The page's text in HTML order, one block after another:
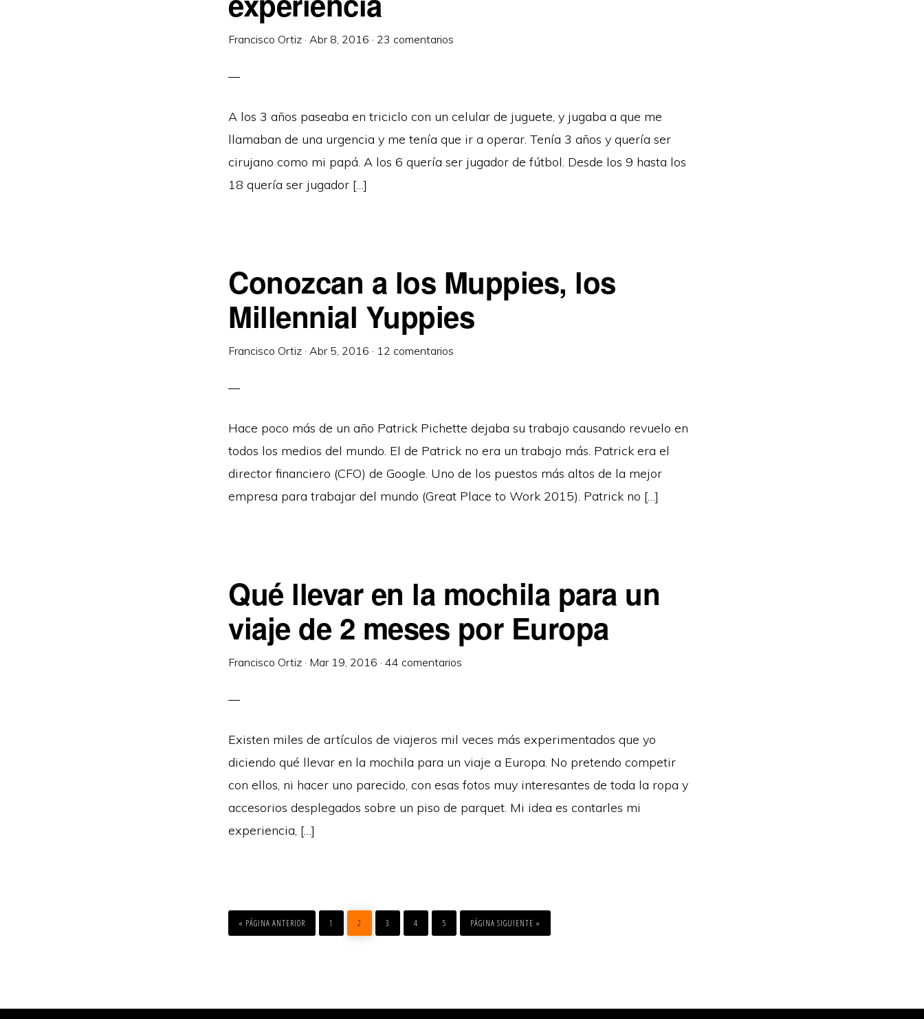
Francisco Ortiz · Abr 8, 2016 · 23 comentarios
A los 3 años paseaba en triciclo con un celular de juguete, y jugaba a que me
llamaban de una urgencia y me tenía que ir a operar. Tenía 3 años y quería ser
cirujano como mi papá. A los 6 quería ser jugador de fútbol. Desde los 9 hasta los
18 quería ser jugador […]
Conozcan a los Muppies, los
Millennial Yuppies
Francisco Ortiz · Abr 5, 2016 · 12 comentarios
Hace poco más de un año Patrick Pichette dejaba su trabajo causando revuelo en
todos los medios del mundo. El de Patrick no era un trabajo más. Patrick era el
director financiero (CFO) de Google. Uno de los puestos más altos de la mejor
empresa para trabajar del mundo (Great Place to Work 2015). Patrick no […]
Qué llevar en la mochila para un
viaje de 2 meses por Europa
Francisco Ortiz · Mar 19, 2016 · 44 comentarios
Existen miles de artículos de viajeros mil veces más experimentados que yo
diciendo qué llevar en la mochila para un viaje a Europa. No pretendo competir
con ellos, ni hacer uno parecido, con esas fotos muy interesantes de toda la ropa y
accesorios desplegados sobre un piso de parquet. Mi idea es contarles mi
experiencia, […]
«
IR
A
LA
PÁGINA ANTERIOR
IR
A
LA
PÁGINA
1
IR
A
LA
PÁGINA
2
IR
A
LA
PÁGINA
3
IR
A
LA
PÁGINA
4
IR
A
LA
PÁGINA
5
IR
A
LA
PÁGINA SIGUIENTE »